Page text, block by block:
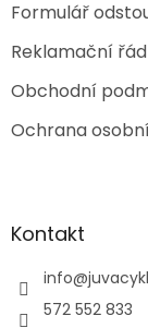
Formulář
Reklamační řád
Obchodní
Ochrana
Kontakt
info@
572 552 833